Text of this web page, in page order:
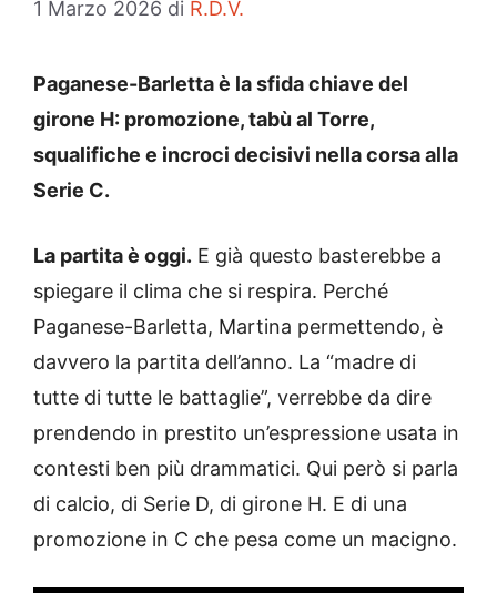
1 Marzo 2026 di R.D.V.
Paganese-Barletta è la sfida chiave del
girone H: promozione, tabù al Torre,
squalifiche e incroci decisivi nella corsa alla
Serie C.
La partita è oggi. E già questo basterebbe a
spiegare il clima che si respira. Perché
Paganese-Barletta, Martina permettendo, è
davvero la partita dell’anno. La “madre di
tutte di tutte le battaglie”, verrebbe da dire
prendendo in prestito un’espressione usata in
contesti ben più drammatici. Qui però si parla
di calcio, di Serie D, di girone H. E di una
promozione in C che pesa come un macigno.